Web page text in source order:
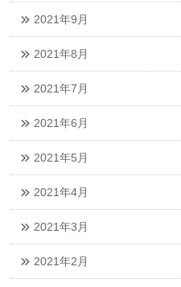
2021年9月
2021年8月
2021年7月
2021年6月
2021年5月
2021年4月
2021年3月
2021年2月